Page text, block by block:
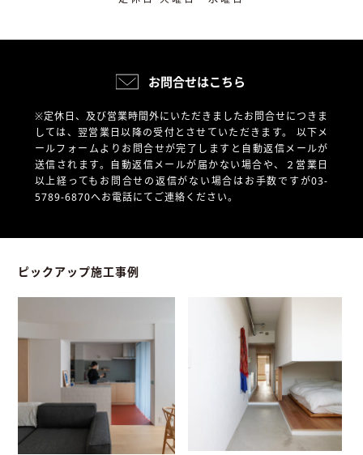
お問合せはこちら
※定休日、及び営業時間外にいただきましたお問合せにつきま
しては、翌営業日以降の受付とさせていただきます。 以下メ
ールフォームよりお問合せが完了しますと自動返信メールが
送信されます。自動返信メールが届かない場合や、
２営業日
以上経ってもお問合せの返信がない場合はお手数ですが03-
5789-6870へお電話にてご連絡ください。
ピックアップ施工事例